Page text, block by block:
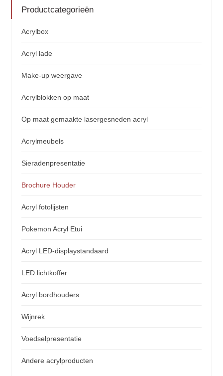
Productcategorieën
Acrylbox
Acryl lade
Make-up weergave
Acrylblokken op maat
Op maat gemaakte lasergesneden acryl
Acrylmeubels
Sieradenpresentatie
Brochure Houder
Acryl fotolijsten
Pokemon Acryl Etui
Acryl LED-displaystandaard
LED lichtkoffer
Acryl bordhouders
Wijnrek
Voedselpresentatie
Andere acrylproducten